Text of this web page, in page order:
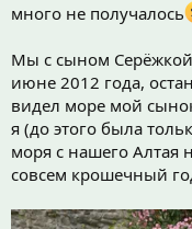
много не получалось
Мы с сыном
июне 2012 года,
видел море мой
я (до этого была
моря с нашего
совсем крошечный